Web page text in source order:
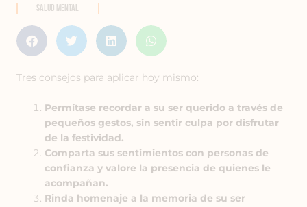
Salud Mental
Tres consejos para aplicar hoy mismo:
Permítase recordar a su ser querido a través de
pequeños gestos, sin sentir culpa por disfrutar
de la festividad.
Comparta sus sentimientos con personas de
confianza y valore la presencia de quienes le
acompañan.
Rinda homenaje a la memoria de su ser